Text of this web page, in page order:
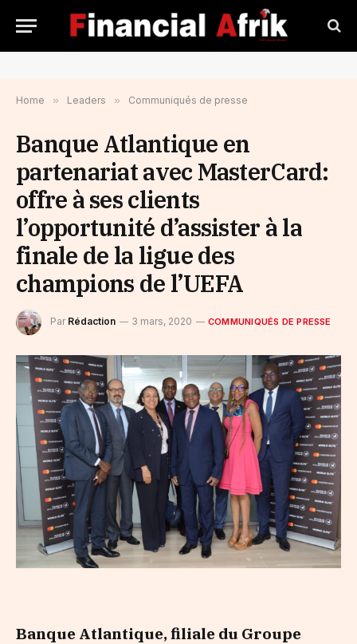
Home » Leaders » Communiqués de presse
Banque Atlantique en
partenariat avec MasterCard:
offre à ses clients
l’opportunité d’assister à la
finale de la ligue des
champions de l’UEFA
Par Rédaction 3 mars, 2020 COMMUNIQUÉS DE PRESSE
Banque Atlantique, filiale du Groupe